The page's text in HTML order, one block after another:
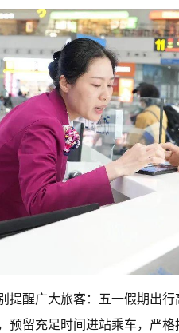
提醒广大旅客：五一假期出
预留充足时间进站乘车，严